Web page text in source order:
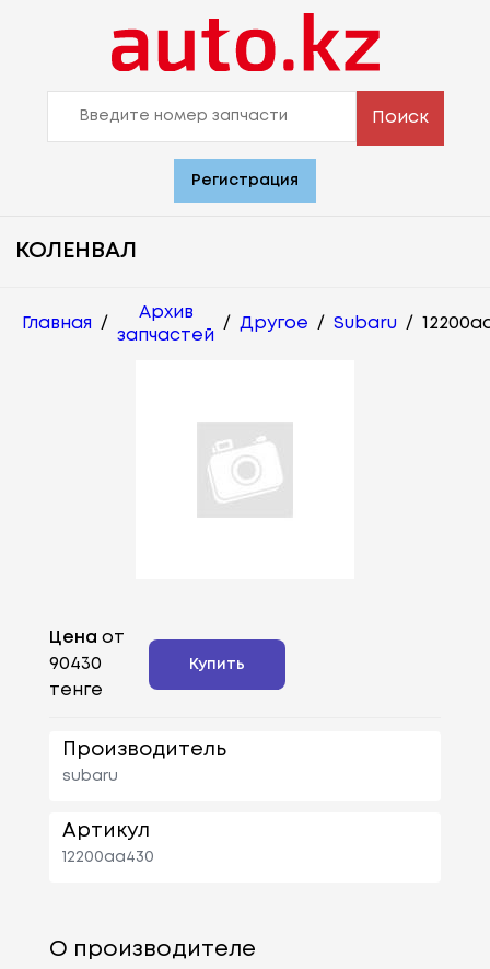
Поиск
Регистрация
КОЛЕНВАЛ
Главная /
Архив
запчастей
/ Другое / Subaru /
Цена от
90430
тенге
Купить
Производитель
subaru
Артикул
12200aa430
О производителе